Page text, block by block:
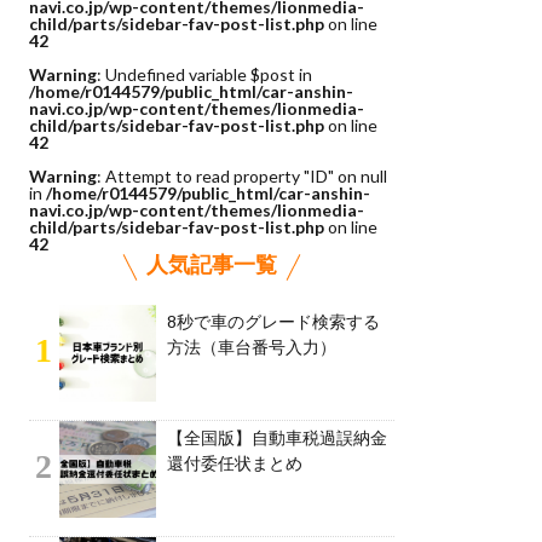
navi.co.jp/wp-content/themes/lionmedia-
child/parts/sidebar-fav-post-list.phpon line
42
Warning: Undefined variable $post in
/home/r0144579/public_html/car-anshin-
navi.co.jp/wp-content/themes/lionmedia-
child/parts/sidebar-fav-post-list.phpon line
42
Warning: Attempt to read property "ID" on null
in /home/r0144579/public_html/car-anshin-
navi.co.jp/wp-content/themes/lionmedia-
child/parts/sidebar-fav-post-list.phpon line
42
人気記事一覧
1
8秒で車のグレード検索する
方法（車台番号入力）
2
【全国版】自動車税過誤納金
還付委任状まとめ